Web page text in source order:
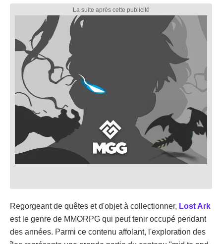
Regorgeant de quêtes et d'objet à collectionner, Lost Ark
est le genre de MMORPG qui peut tenir occupé pendant
des années. Parmi ce contenu affolant, l'exploration des